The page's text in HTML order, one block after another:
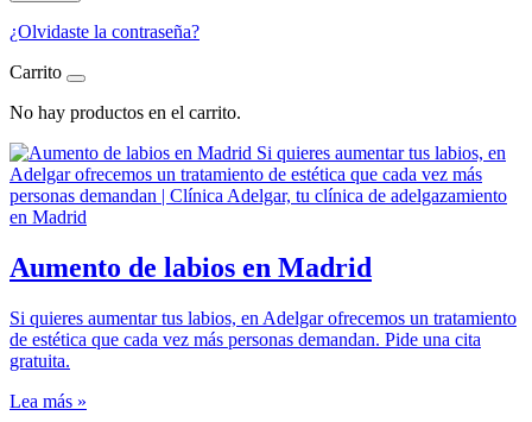
¿Olvidaste la contraseña?
Carrito
No hay productos en el carrito.
Aumento de labios en Madrid
Si quieres aumentar tus labios, en Adelgar ofrecemos un tratamiento
de estética que cada vez más personas demandan. Pide una cita
gratuita.
Lea más »